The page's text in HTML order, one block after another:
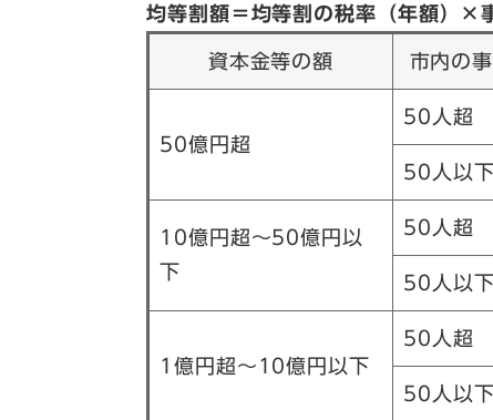
均等割額＝均等割の税率（年額）
資本金等の額 市内の
50億円超
50人超
50人以下
10億円超～50億円以
下
50人超
50人以下
1億円超～10億円以下
50人超
50人以下